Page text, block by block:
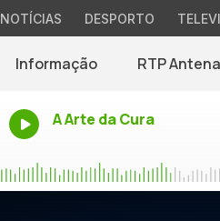
NOTÍCIAS DESPORTO
Informação RTP
A Arte da Cura